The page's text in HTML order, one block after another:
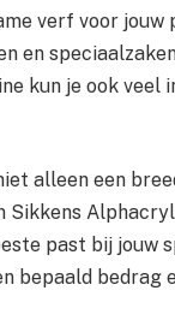
verf voor
en
kun je ook
alleen een
past bij jouw
bepaald bedrag